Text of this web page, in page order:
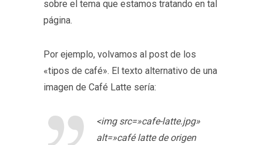
sobre el tema que estamos tratando en tal
página.
Por ejemplo, volvamos al post de los
«tipos de café». El texto alternativo de una
imagen de Café Latte sería:
<img src=»cafe-latte.jpg»
alt=»café latte de origen